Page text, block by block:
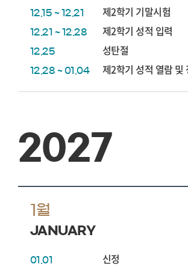
12.15 ~ 12.21 제2학기 기말시험
12.21 ~ 12.28 제2학기 성적 입력
12.25 성탄절
12.28 ~ 01.04 제2학기 성적 열람 및
2027
1월
JANUARY
01.01 신정